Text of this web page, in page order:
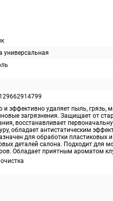
универсальная
и эффективно удаляет пыль, грязь,
загрязнения. Защищает от
восстанавливает
обладает антистатическим
для обработки пластиковых и
деталей салона. Подходит для
Обладает приятным ароматом